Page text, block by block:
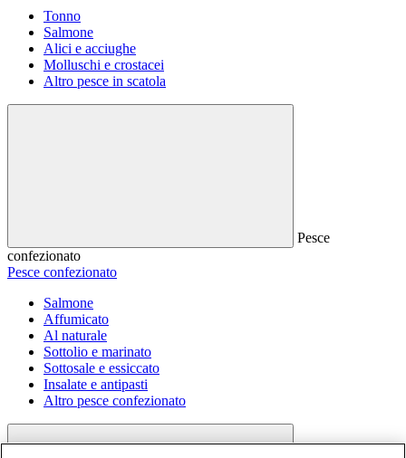
Tonno
Salmone
Alici e acciughe
Molluschi e crostacei
Altro pesce in scatola
Pesce
confezionato
Pesce confezionato
Salmone
Affumicato
Al naturale
Sottolio e marinato
Sottosale e essiccato
Insalate e antipasti
Altro pesce confezionato